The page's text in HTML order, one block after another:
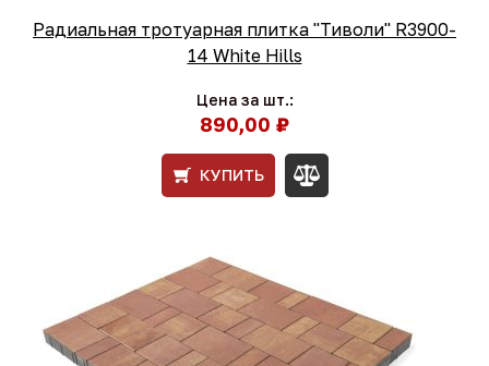
Радиальная тротуарная плитка "Тиволи" R3900-
14 White Hills
Цена за шт.:
890,00 ₽
КУПИТЬ